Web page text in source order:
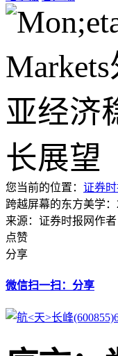
您当前的位置： 证券
跨越屏幕的东方美学
来源：证券时报网作
点赞
分享
微信扫一扫：分享